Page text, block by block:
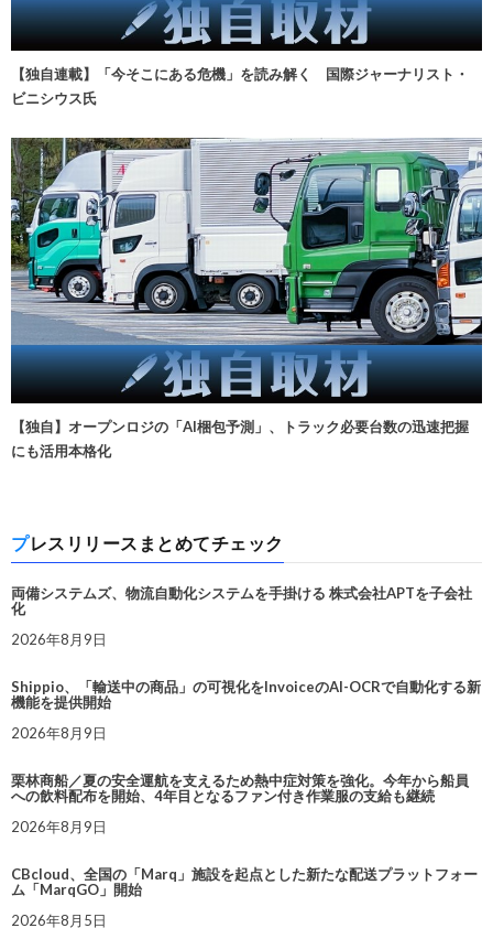
【独自連載】「今そこにある危機」を読み解く 国際ジャーナリスト・
ビニシウス氏
【独自】オープンロジの「AI梱包予測」、トラック必要台数の迅速把握
にも活用本格化
プレスリリースまとめてチェック
両備システムズ、物流自動化システムを手掛ける 株式会社APTを子会社
化
2026年8月9日
Shippio、「輸送中の商品」の可視化をInvoiceのAI-OCRで自動化する新
機能を提供開始
2026年8月9日
栗林商船／夏の安全運航を支えるため熱中症対策を強化。今年から船員
への飲料配布を開始、4年目となるファン付き作業服の支給も継続
2026年8月9日
CBcloud、全国の「Marq」施設を起点とした新たな配送プラットフォー
ム「MarqGO」開始
2026年8月5日